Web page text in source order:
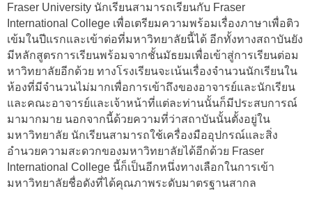
Fraser University นักเรียนสามารถเรียนกับ Fraser
International College เพื่อเตรียมความพร้อมเรื่องภาษาเพื่อติว
เข้มในปีแรกและเข้าต่อที่มหาวิทยาลัยนี้ได้ อีกทั้งทางสถาบันยัง
มีหลักสูตรการเรียนพร้อมจากชั้นมัธยมเพื่อเข้าสู่การเรียนต่อม
หาวิทยาลัยอีกด้วย ทางโรงเรียนจะเน้นเรื่องจำนวนนักเรียนใน
ห้องที่มีจำนวนไม่มากเพื่อการเข้าถึงของอาจารย์และนักเรียน
และคณะอาจารย์และเจ้าหน้าที่แต่ละท่านนั้นก็มีประสบการณ์
มามากมาย นอกจากนี้ด้วยความที่ว่าสถาบันนั้นตั้งอยู่ใน
มหาวิทยาลัย นักเรียนสามารถใช้เครื่องมืออุปกรณ์และสิ่ง
อำนวยความสะดวกของมหาวิทยาลัยได้อีกด้วย Fraser
International College นี้ก็เป็นอีกหนึ่งทางเลือกในการเข้า
มหาวิทยาลัยชื่อดังที่ได้คุณภาพระดับมาตรฐานสากล